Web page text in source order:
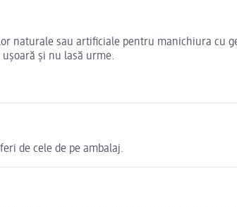
naturale sau artificiale pentru manichiura cu
și nu lasă urme.
de cele de pe ambalaj.